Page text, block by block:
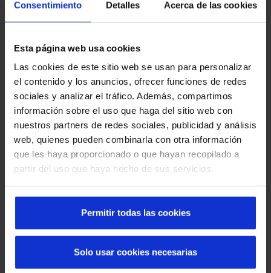
Consentimiento Detalles Acerca de las cookies
Esta página web usa cookies
Las cookies de este sitio web se usan para personalizar
el contenido y los anuncios, ofrecer funciones de redes
sociales y analizar el tráfico. Además, compartimos
información sobre el uso que haga del sitio web con
nuestros partners de redes sociales, publicidad y análisis
web, quienes pueden combinarla con otra información
que les haya proporcionado o que hayan recopilado a
partir del uso que haya hecho de sus servicios.
Permitir todas las cookies
Solo usar cookies necesarias
Puerta automática corredera antirrobo RC2
Refuerza la protección frente a intrusiones.
Puerta automática corredera hermética
cortafuego EI 90